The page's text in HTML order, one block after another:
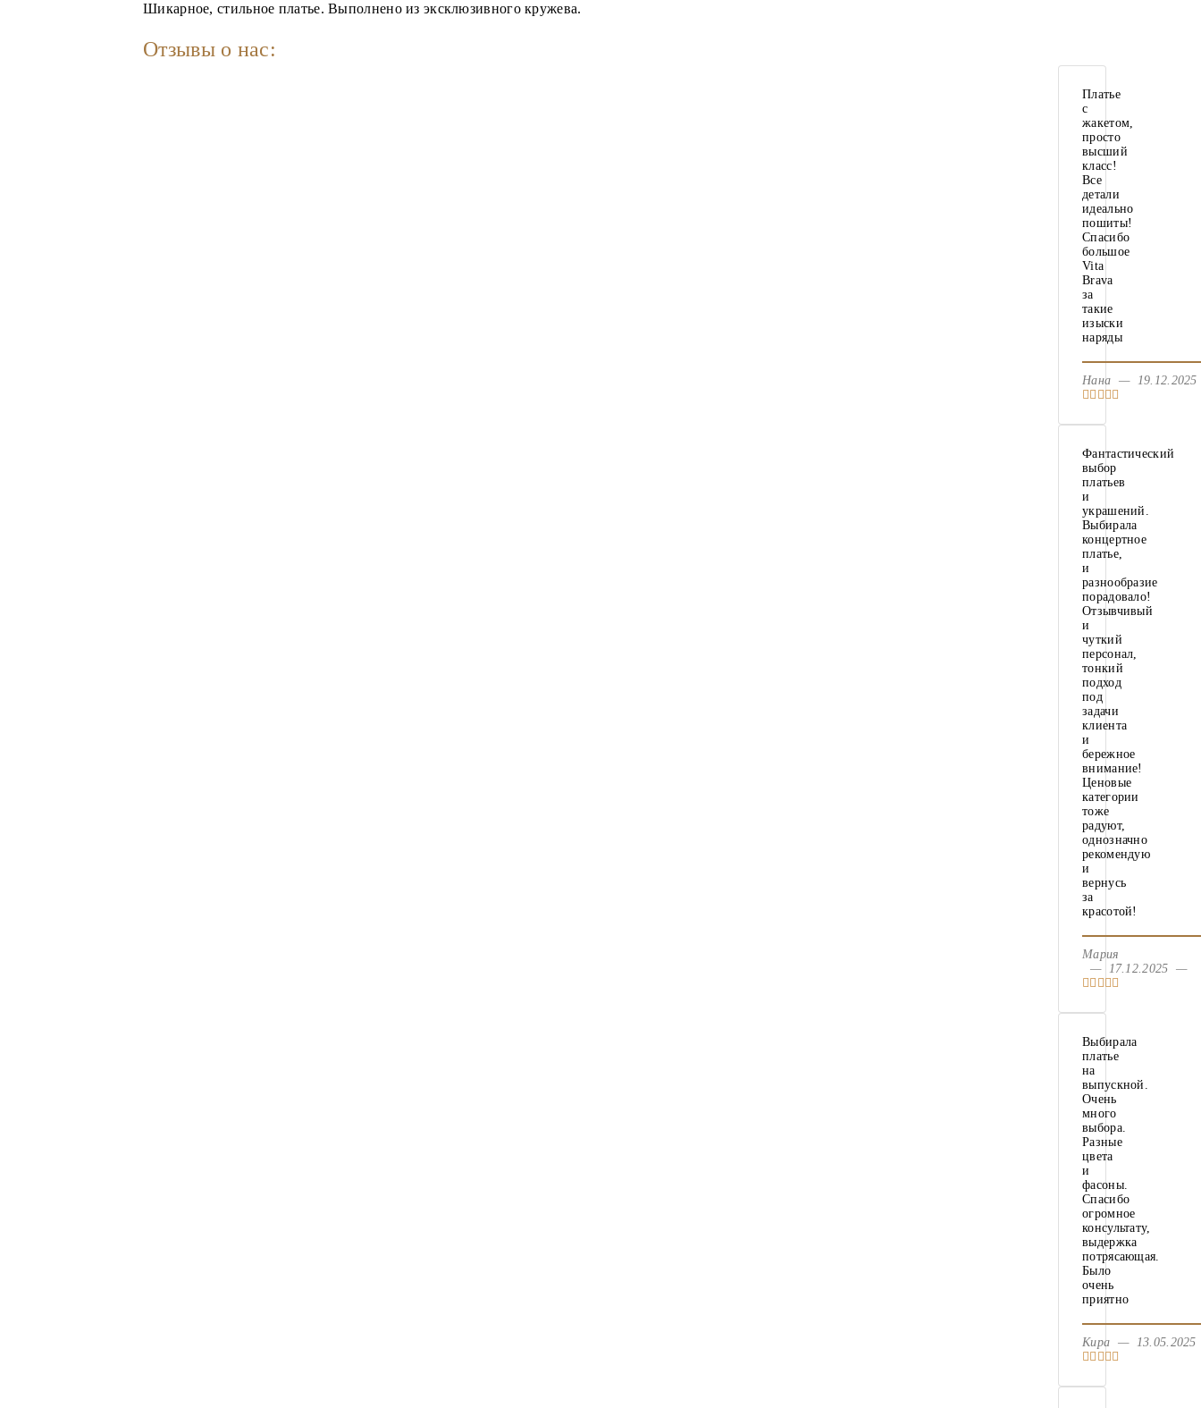
Шикарное, стильное платье. Выполнено из эксклюзивного кружева.
Отзывы о нас:
Платье
с
жакетом,
просто
высший
класс!
Все
детали
идеально
пошиты!
Спасибо
большое
Vita
Brava
за
такие
изыски
наряды
Нана —
Фантастический
выбор
платьев
и
украшений.
Выбирала
концертное
платье,
и
разнообразие
порадовало!
Отзывчивый
и
чуткий
персонал,
тонкий
подход
под
задачи
клиента
и
бережное
внимание!
Ценовые
категории
тоже
радуют,
однозначно
рекомендую
и
вернусь
за
красотой!
Мария
— 17.12.2025 —
Выбирала
платье
на
выпускной.
Очень
много
выбора.
Разные
цвета
и
фасоны.
Спасибо
огромное
консультату,
выдержка
потрясающая.
Было
очень
приятно
Кира —